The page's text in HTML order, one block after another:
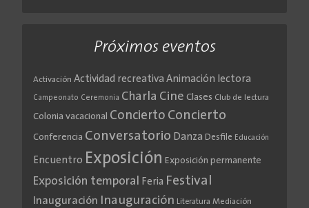
Próximos eventos
Activación Actividad recreativa Animación lectora
Campeonato Ceremonia Charla Cine Clases Club de lectura
Colonia vacacional Concierto Concierto
Conferencia Conversatorio Danza Desfile Educación
Encuentro Exposición Exposición permanente
Exposición temporal Feria Festival
Inauguración Inauguración Literatura Mediación